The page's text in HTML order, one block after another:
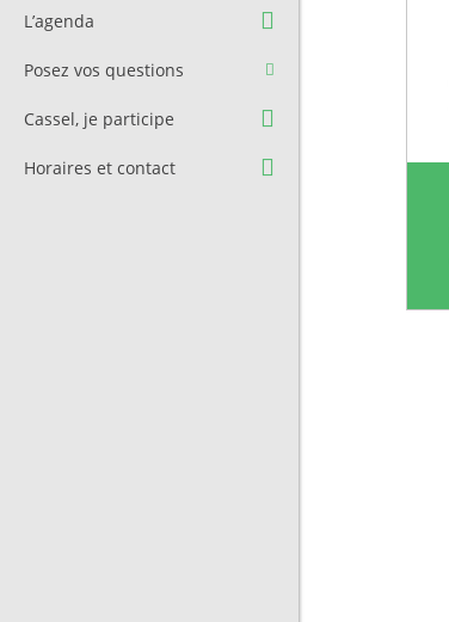
municipale
Contact et Accès
Cimetière
L’agenda
Posez vos questions
Cassel, je participe
Horaires et contact